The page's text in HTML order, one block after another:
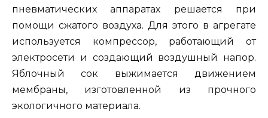
пневматических аппаратах решается при
помощи сжатого воздуха. Для этого в агрегате
используется компрессор, работающий от
электросети и создающий воздушный напор.
Яблочный сок выжимается движением
мембраны, изготовленной из прочного
экологичного материала.